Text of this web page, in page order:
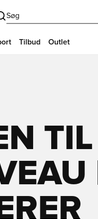
Søg
Tilbud Outlet